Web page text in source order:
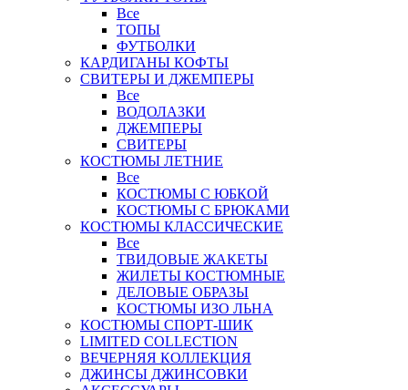
Все
ТОПЫ
ФУТБОЛКИ
КАРДИГАНЫ КОФТЫ
СВИТЕРЫ И ДЖЕМПЕРЫ
Все
ВОДОЛАЗКИ
ДЖЕМПЕРЫ
СВИТЕРЫ
КОСТЮМЫ ЛЕТНИЕ
Все
КОСТЮМЫ С ЮБКОЙ
КОСТЮМЫ С БРЮКАМИ
КОСТЮМЫ КЛАССИЧЕСКИЕ
Все
ТВИДОВЫЕ ЖАКЕТЫ
ЖИЛЕТЫ КОСТЮМНЫЕ
ДЕЛОВЫЕ ОБРАЗЫ
КОСТЮМЫ ИЗО ЛЬНА
КОСТЮМЫ СПОРТ-ШИК
LIMITED COLLECTION
ВЕЧЕРНЯЯ КОЛЛЕКЦИЯ
ДЖИНСЫ ДЖИНСОВКИ